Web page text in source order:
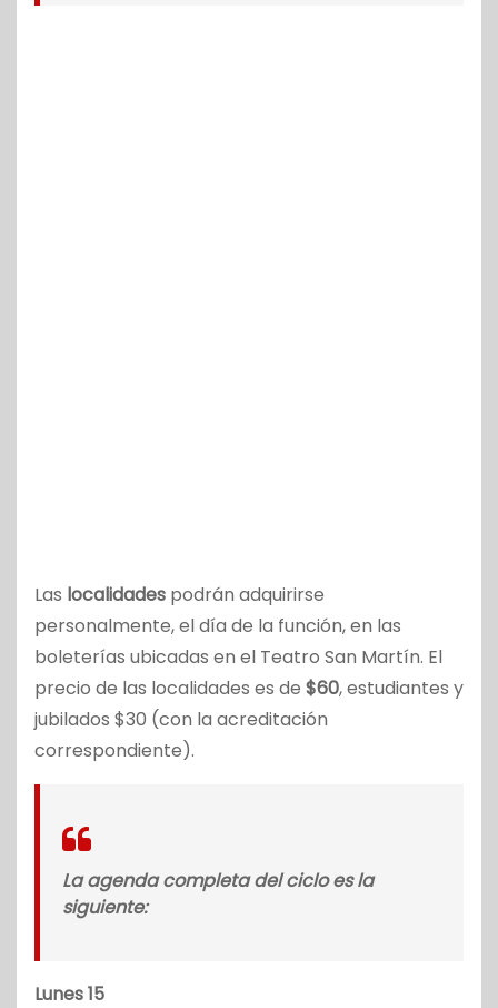
Las localidades podrán adquirirse
personalmente, el día de la función, en las
boleterías ubicadas en el Teatro San Martín. El
precio de las localidades es de $60, estudiantes y
jubilados $30 (con la acreditación
correspondiente).
La agenda completa del ciclo es la
siguiente:
Lunes 15